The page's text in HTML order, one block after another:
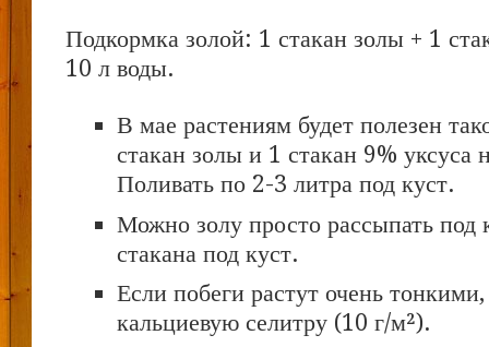
Подкормка золой: 1 стакан золы + 1
10 л воды.
В мае растениям будет полезен
стакан золы и 1 стакан 9% уксуса
Поливать по 2-3 литра под куст.
Можно золу просто рассыпать
стакана под куст.
Если побеги растут очень
кальциевую селитру (10 г/м²).